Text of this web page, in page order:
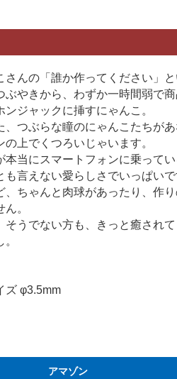
さんの「誰か作ってください」
ぶやきから、わずか一時間弱で
ジャックに挿すにゃんこ。
、つぶらな瞳のにゃんこたちが
の上でくつろいじゃいます。
本当にスマートフォンに乗ってい
も言えない愛らしさでいっぱいで
、ちゃんと肉球があったり、作
。
そうでない方も、きっと癒されて
ズ φ3.5mm
アマゾン